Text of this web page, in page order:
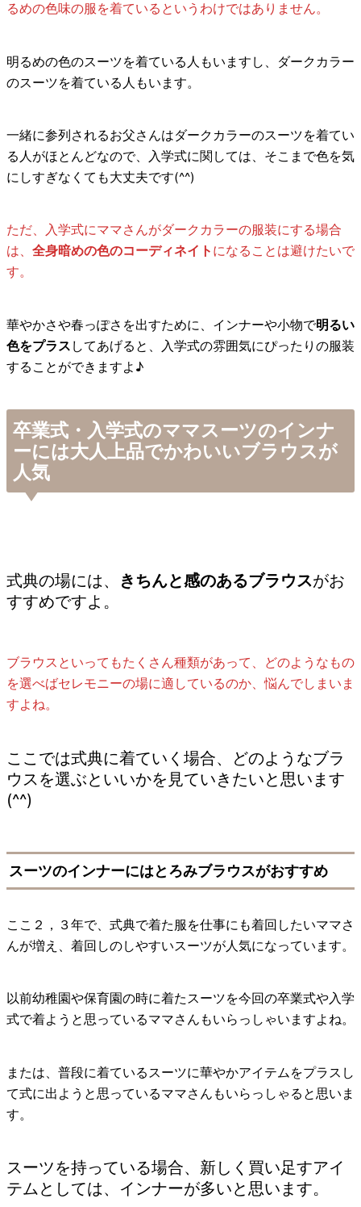
るめの色味の服を着ているというわけではありません。
明るめの色のスーツを着ている人もいますし、ダークカラー
のスーツを着ている人もいます。
一緒に参列されるお父さんはダークカラーのスーツを着てい
る人がほとんどなので、入学式に関しては、そこまで色を気
にしすぎなくても大丈夫です(^^)
ただ、入学式にママさんがダークカラーの服装にする場合
は、 全身暗めの色のコーディネイト になることは避けたいで
す。
華やかさや春っぽさを出すために、インナーや小物で明るい
色をプラス してあげると、入学式の雰囲気にぴったりの服装
することができますよ♪
卒業式・入学式のママスーツのインナ
ーには大人上品でかわいいブラウスが
人気
式典の場には、 きちんと感のあるブラウスがお
すすめですよ。
ブラウスといってもたくさん種類があって、どのようなもの
を選べばセレモニーの場に適しているのか、悩んでしまいま
すよね。
ここでは式典に着ていく場合、どのようなブラ
ウスを選ぶといいかを見ていきたいと思います
(^^)
スーツのインナーにはとろみブラウスがおすすめ
ここ２，３年で、式典で着た服を仕事にも着回したいママさ
んが増え、着回しのしやすいスーツが人気になっています。
以前幼稚園や保育園の時に着たスーツを今回の卒業式や入学
式で着ようと思っているママさんもいらっしゃいますよね。
または、普段に着ているスーツに華やかアイテムをプラスし
て式に出ようと思っているママさんもいらっしゃると思いま
す。
スーツを持っている場合、新しく買い足すアイ
テムとしては、インナーが多いと思います。